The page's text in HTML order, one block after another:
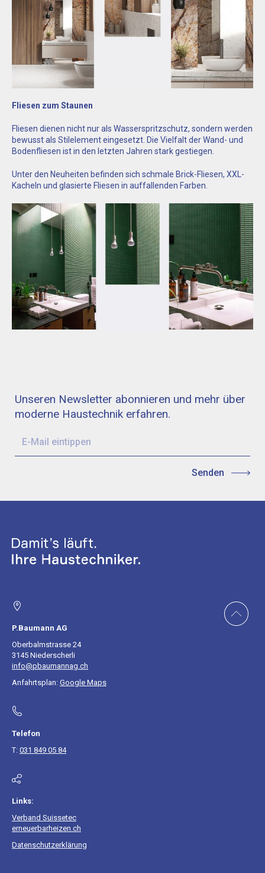
Fliesen zum Staunen
Fliesen dienen nicht nur als Wasserspritzschutz, sondern werden
bewusst als Stilelement eingesetzt. Die Vielfalt der Wand- und
Bodenfliesen ist in den letzten Jahren stark gestiegen.
Unter den Neuheiten befinden sich schmale Brick-Fliesen, XXL-
Kacheln und glasierte Fliesen in auffallenden Farben.
Unseren Newsletter abonnieren und mehr über
moderne Haustechnik erfahren.
P.Baumann AG
Oberbalmstrasse 24
3145 Niederscherli
info@pbaumannag.ch
Anfahrtsplan: Google Maps
Telefon
T: 031 849 05 84
Links:
Verband Suissetec
erneuerbarheizen.ch
Datenschutzerklärung